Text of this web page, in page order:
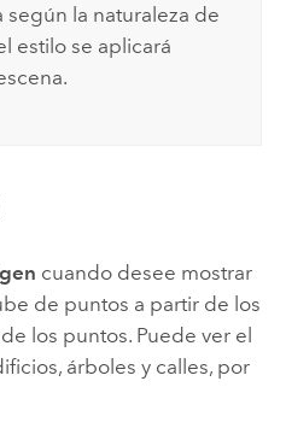
la naturaleza de
estilo se aplicará
cuando desee mostrar
de puntos a partir de los
los puntos. Puede ver el
árboles y calles, por